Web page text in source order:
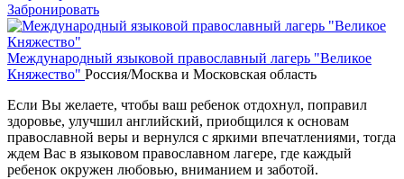
Забронировать
Международный языковой православный лагерь "Великое
Княжество" Россия/Москва и Московская область
Если Вы желаете, чтобы ваш ребенок отдохнул, поправил
здоровье, улучшил английский, приобщился к основам
православной веры и вернулся с яркими впечатлениями, тогда
ждем Вас в языковом православном лагере, где каждый
ребенок окружен любовью, вниманием и заботой.